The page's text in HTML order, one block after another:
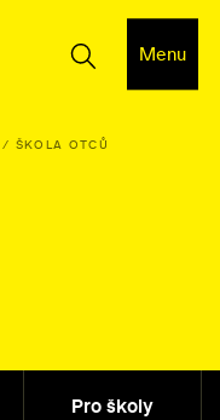
Menu
ŠKOLA OTCŮ
Pro školy